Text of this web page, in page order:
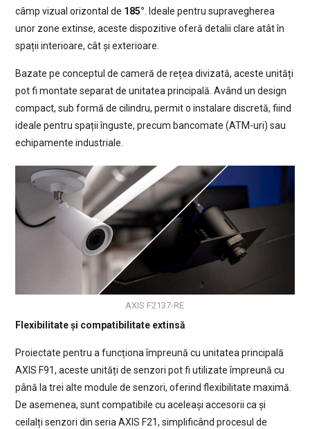
câmp vizual orizontal de 185° . Ideale pentru supravegherea
unor zone extinse, aceste dispozitive oferă detalii clare atât în
spații interioare, cât și exterioare.
Bazate pe conceptul de cameră de rețea divizată, aceste unități
pot fi montate separat de unitatea principală. Având un design
compact, sub formă de cilindru, permit o instalare discretă, fiind
ideale pentru spații înguste, precum bancomate (ATM-uri) sau
echipamente industriale.
AXIS F2137-RE
Flexibilitate și compatibilitate extinsă
Proiectate pentru a funcționa împreună cu unitatea principală
AXIS F91, aceste unități de senzori pot fi utilizate împreună cu
până la trei alte module de senzori, oferind flexibilitate maximă.
De asemenea, sunt compatibile cu aceleași accesorii ca și
ceilalți senzori din seria AXIS F21, simplificând procesul de